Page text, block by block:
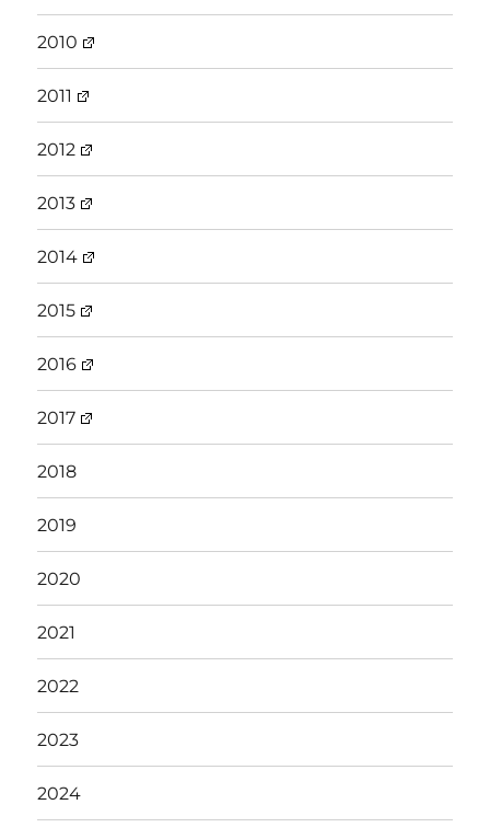
2010
2011
2012
2013
2014
2015
2016
2017
2018
2019
2020
2021
2022
2023
2024